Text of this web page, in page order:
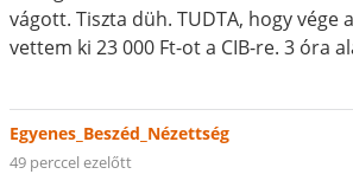
vágott. Tiszta düh. TUDTA, hogy vége
vettem ki 23 000 Ft-ot a CIB-re. 3 óra
Egyenes_Beszéd_Nézettség
49 perccel ezelőtt